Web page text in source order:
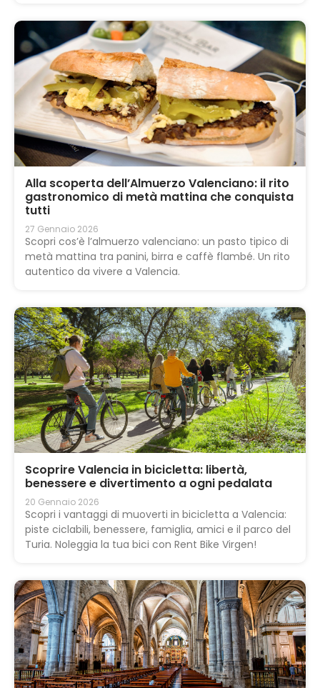
Alla scoperta dell’Almuerzo Valenciano: il rito
gastronomico di metà mattina che conquista
tutti
27 Gennaio 2026
Scopri cos’è l’almuerzo valenciano: un pasto tipico di
metà mattina tra panini, birra e caffè flambé. Un rito
autentico da vivere a Valencia.
Scoprire Valencia in bicicletta: libertà,
benessere e divertimento a ogni pedalata
20 Gennaio 2026
Scopri i vantaggi di muoverti in bicicletta a Valencia:
piste ciclabili, benessere, famiglia, amici e il parco del
Turia. Noleggia la tua bici con Rent Bike Virgen!